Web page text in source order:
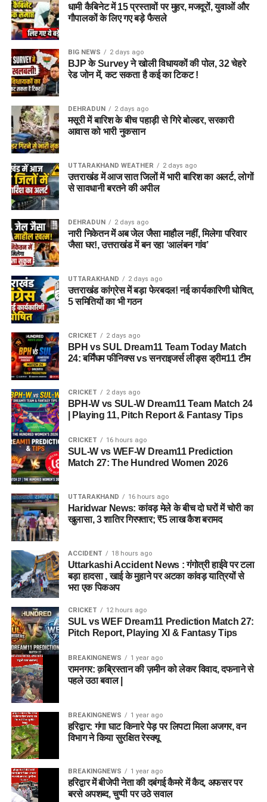
बताई गई है। विभाग की पहली प्राथमिकता देहरादून जिले या उसके
आसपास जमीन तलाशने की थी, लेकिन फिलहाल उपयुक्त जमीन उपलब्ध
नहीं हो पाई है। अब विभाग की ओर से हरिद्वार और आसपास के क्षेत्रों में
जमीन की तलाश की जा रही है। अधिकारियों को उम्मीद है कि हरिद्वार में
इसके लिए उपयुक्त जमीन मिल सकती है।
इसके अलावा उत्तरकाशी जिले के चिन्यालीसौड़ में भी एक जमीन को लेकर
संभावनाएं देखी जा रही हैं। विभाग यह जांच कर रहा है कि वहां की जमीन
और परिस्थितियां आलंबन गांव के निर्माण के लिए उपयुक्त हैं या नहीं।
महिलाओं और बच्चों को मिलेगा नया जीवन
आलंबन गांव की यह योजना सिर्फ एक नया भवन या परिसर तैयार करने की
कवायद नहीं है, बल्कि नारी निकेतन में रहने वाली महिलाओं और बच्चों के
प्रति सोच में बदलाव की कोशिश भी है।
अगर यह योजना धरातल पर उतरती है तो संस्थागत जीवन की जगह उन्हें
परिवार जैसा माहौल, बेहतर स्वतंत्रता और सामाजिक वातावरण मिल
सकेगा। इससे बच्चों और महिलाओं के मानसिक और सामाजिक विकास में
भी मदद मिलने की उम्मीद है।
धामी कैबिनेट में 15 प्रस्तावों पर मुहर, मजदूरों, युवाओं और
गौपालकों के लिए गए बड़े फैसले
BIG NEWS 2 days ago
BJP के Survey ने खोली विधायकों की पोल, 32 चेहरे
रेड जोन में, कट सकता है कई का टिकट !
DEHRADUN 2 days ago
मसूरी में बारिश के बीच पहाड़ी से गिरे बोल्डर, सरकारी
आवास को भारी नुकसान
UTTARAKHAND WEATHER 2 days ago
उत्तराखंड में आज सात जिलों में भारी बारिश का अलर्ट, लोगों
से सावधानी बरतने की अपील
DEHRADUN 2 days ago
नारी निकेतन में अब जेल जैसा माहौल नहीं, मिलेगा परिवार
जैसा घर!, उत्तराखंड में बन रहा ‘आलंबन गांव’
UTTARAKHAND 2 days ago
उत्तराखंड कांग्रेस में बड़ा फेरबदल! नई कार्यकारिणी घोषित,
5 समितियों का भी गठन
CRICKET 2 days ago
BPH vs SUL Dream11 Team Today Match
24: बर्मिंघम फीनिक्स vs सनराइजर्स लीड्स ड्रीम11 टीम
CRICKET 2 days ago
BPH-W vs SUL-W Dream11 Team Match 24
| Playing 11, Pitch Report & Fantasy Tips
CRICKET 16 hours ago
SUL-W vs WEF-W Dream11 Prediction
Match 27: The Hundred Women 2026
UTTARAKHAND 16 hours ago
Haridwar News: कांवड़ मेले के बीच दो घरों में चोरी का
खुलासा, 3 शातिर गिरफ्तार; ₹5 लाख कैश बरामद
ACCIDENT 18 hours ago
Uttarkashi Accident News : गंगोत्री हाईवे पर टला
बड़ा हादसा , खाई के मुहाने पर अटका कांवड़ यात्रियों से
भरा एक पिकअप
CRICKET 12 hours ago
SUL vs WEF Dream11 Prediction Match 27:
Pitch Report, Playing XI & Fantasy Tips
BREAKINGNEWS 1 year ago
रामनगर: क़ब्रिस्तान की ज़मीन को लेकर विवाद, दफनाने से
पहले उठा बवाल |
BREAKINGNEWS 1 year ago
हरिद्वार: गंगा घाट किनारे पेड़ पर लिपटा मिला अजगर, वन
विभाग ने किया सुरक्षित रेस्क्यू
BREAKINGNEWS 1 year ago
हरिद्वार में बीजेपी नेता की दबंगई कैमरे में कैद, अफसर पर
बरसे अपशब्द, चुप्पी पर उठे सवाल